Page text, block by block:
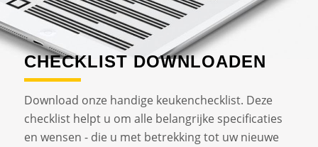
CHECKLIST DOWNLOADEN
Download onze handige keukenchecklist. Deze
checklist helpt u om alle belangrijke specificaties
en wensen - die u met betrekking tot uw nieuwe